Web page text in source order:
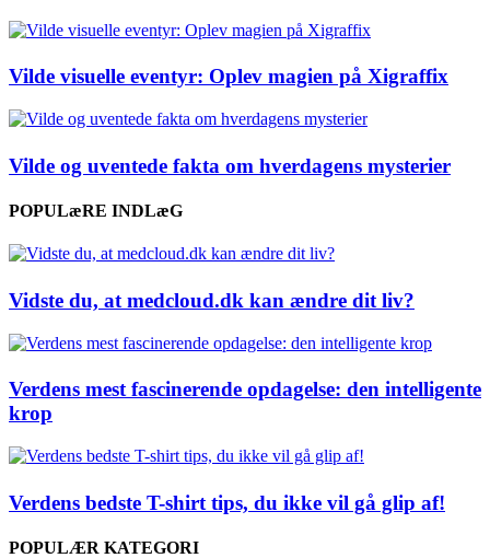
Vilde visuelle eventyr: Oplev magien på Xigraffix
Vilde og uventede fakta om hverdagens mysterier
POPULæRE INDLæG
Vidste du, at medcloud.dk kan ændre dit liv?
Verdens mest fascinerende opdagelse: den intelligente
krop
Verdens bedste T-shirt tips, du ikke vil gå glip af!
POPULÆR KATEGORI